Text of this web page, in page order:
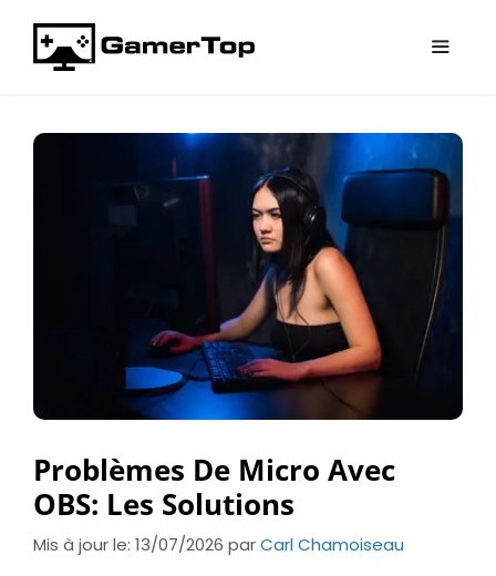
Problèmes De Micro Avec
OBS: Les Solutions
Mis à jour le: 13/07/2026 parCarl Chamoiseau